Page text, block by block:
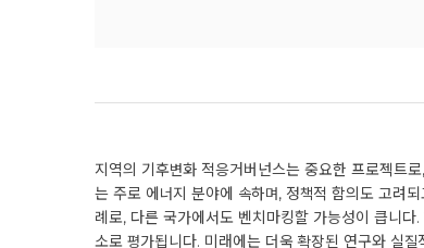
지역의 기후변화 적응거버넌스는 중요한 프로젝트
는 주로 에너지 분야에 속하며, 정책적 함의도 고려
례로, 다른 국가에서도 벤치마킹할 가능성이 큽니
소로 평가됩니다. 미래에는 더욱 확장된 연구와 실